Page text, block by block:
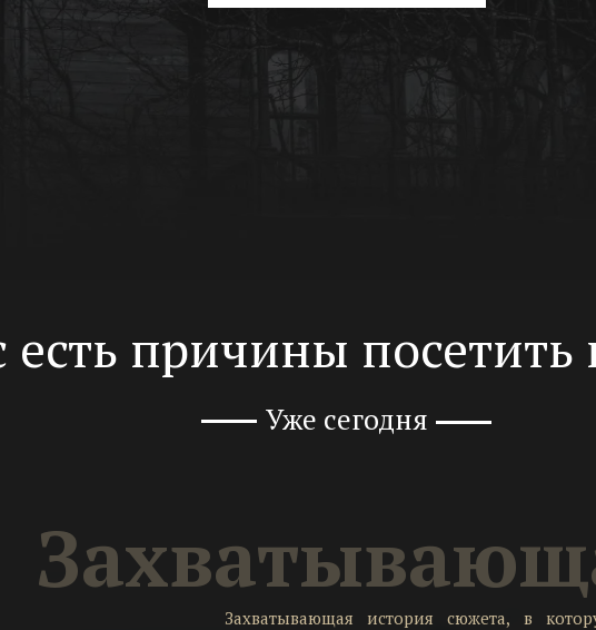
есть причины посетить
Уже сегодня
Захватывающая история сюжета, в